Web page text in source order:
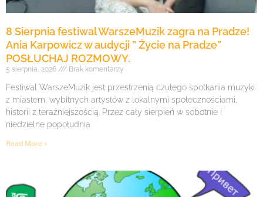
8 Sierpnia festiwal WarszeMuzik zagra na Pradze!
Ania Karpowicz w audycji ” Życie na Pradze”
POSŁUCHAJ ROZMOWY.
5 sierpnia, 2026 Brak komentarzy
Festiwal WarszeMuzik jest przestrzenią czułego spotkania muzyki
z miastem, wybitnych artystów z lokalnymi społecznościami,
historii z teraźniejszością. Przez cały sierpień w sobotnie i
niedzielne popołudnia
Read More »